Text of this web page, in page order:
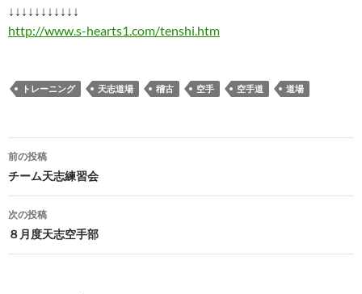
↓↓↓↓↓↓↓↓↓↓↓
http://www.s-hearts1.com/tenshi.htm
トレーニング 天志道場 稽古 空手 空手道 道場
投
稿
ナ
ビ
ゲ
前の投稿
チーム天志練習会
次の投稿
８月度天志空手部